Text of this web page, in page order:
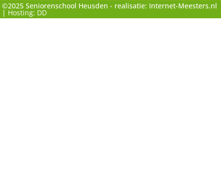
©2025 Seniorenschool Heusden - realisatie: Internet-Meesters.nl
| Hosting: DD